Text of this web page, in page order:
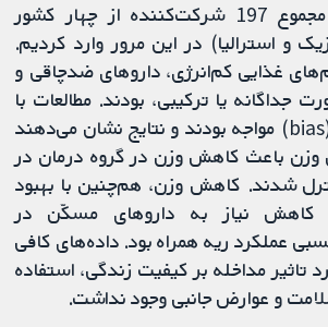
چهار مطالعه را با مجموع 197 شرکت‌کننده از چهار کشور
و استرالیا) در این مرور وارد کردیم.
غذایی کم‌انرژی، داروهای ضدچاقی و
جداگانه یا ترکیبی، بودند. مطالعات با
خطر بالای سوگیری (bias) مواجه بودند و نتایج نشان می‌دهند
باعث کاهش وزن در گروه درمان در
شدند. کاهش وزن، هم‌چنین با بهبود
کاهش نیاز به داروهای مسکّن در
عملکرد ریه همراه بود. داده‌های کافی
تاثیر مداخله بر کیفیت زندگی، استفاده
و عوارض جانبی وجود نداشت.